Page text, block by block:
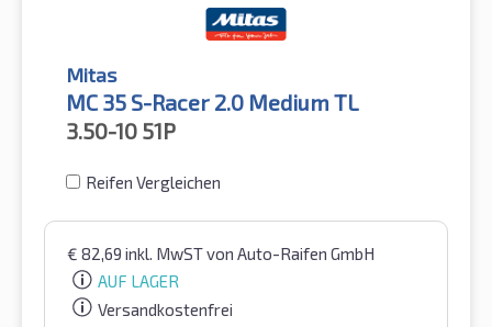
Mitas
MC 35 S-Racer 2.0 Medium TL
3.50-10 51P
Reifen Vergleichen
€ 82,69 inkl. MwSTvon Auto-Raifen GmbH
AUF LAGER
Versandkostenfrei